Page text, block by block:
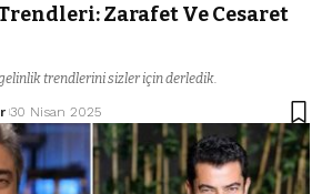
Zarafet Ve Cesaret
trendlerini sizler için derledik.
30 Nisan 2025